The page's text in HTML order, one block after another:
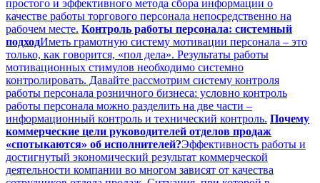
простого и эффективного метода сбора информации о
качестве работы торгового персонала непосредственно на
рабочем месте. Контроль работы персонала: системный
подходИметь грамотную систему мотивации персонала – это
только, как говорится, «пол дела». Результаты работы
мотивационных стимулов необходимо системно
контролировать. Давайте рассмотрим систему контроля
работы персонала розничного бизнеса: условно контроль
работы персонала можно разделить на две части –
информационный контроль и технический контроль. Почему
коммерческие цели руководителей отделов продаж
«спотыкаются» об исполнителей?Эффективность работы и
достигнутый экономический результат коммерческой
деятельности компании во многом зависят от качества